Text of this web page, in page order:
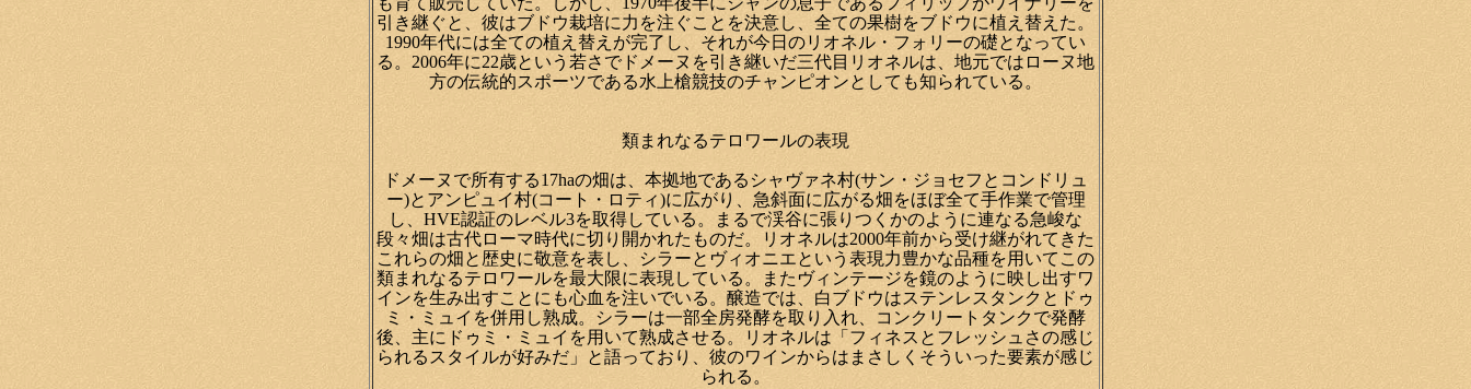
引き継ぐと、彼はブドウ栽培に力を注ぐことを決意し、全ての果樹をブドウに植え替えた。
1990年代には全ての植え替えが完了し、それが今日のリオネル・フォリーの礎となってい
る。2006年に22歳という若さでドメーヌを引き継いだ三代目リオネルは、地元ではローヌ地
方の伝統的スポーツである水上槍競技のチャンピオンとしても知られている。
類まれなるテロワールの表現
ドメーヌで所有する17haの畑は、本拠地であるシャヴァネ村(サン・ジョセフとコンドリュ
ー)とアンピュイ村(コート・ロティ)に広がり、急斜面に広がる畑をほぼ全て手作業で管理
し、HVE認証のレベル3を取得している。まるで渓谷に張りつくかのように連なる急峻な
段々畑は古代ローマ時代に切り開かれたものだ。リオネルは2000年前から受け継がれてきた
これらの畑と歴史に敬意を表し、シラーとヴィオニエという表現力豊かな品種を用いてこの
類まれなるテロワールを最大限に表現している。またヴィンテージを鏡のように映し出すワ
インを生み出すことにも心血を注いでいる。醸造では、白ブドウはステンレスタンクとドゥ
ミ・ミュイを併用し熟成。シラーは一部全房発酵を取り入れ、コンクリートタンクで発酵
後、主にドゥミ・ミュイを用いて熟成させる。リオネルは「フィネスとフレッシュさの感じ
られるスタイルが好みだ」と語っており、彼のワインからはまさしくそういった要素が感じ
られる。